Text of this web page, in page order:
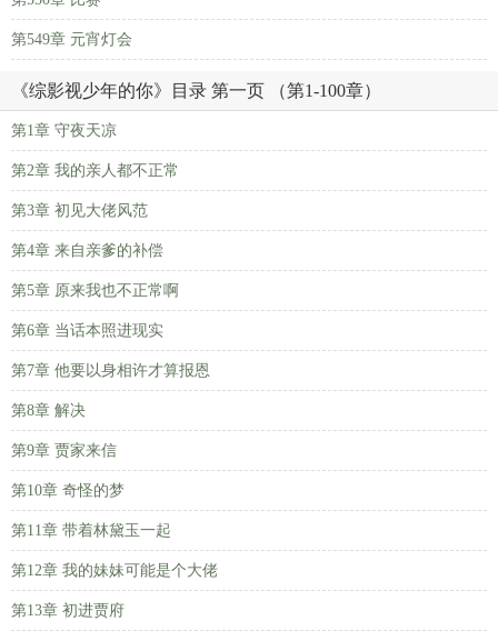
第549章 元宵灯会
《综影视少年的你》目录 第一页 （第1-100章）
第1章 守夜天凉
第2章 我的亲人都不正常
第3章 初见大佬风范
第4章 来自亲爹的补偿
第5章 原来我也不正常啊
第6章 当话本照进现实
第7章 他要以身相许才算报恩
第8章 解决
第9章 贾家来信
第10章 奇怪的梦
第11章 带着林黛玉一起
第12章 我的妹妹可能是个大佬
第13章 初进贾府